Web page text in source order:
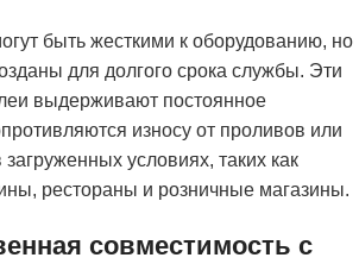
быть жесткими к оборудованию, но
для долгого срока службы. Эти
выдерживают постоянное
износу от проливов или
условиях, таких как
рестораны и розничные магазины.
совместимость с